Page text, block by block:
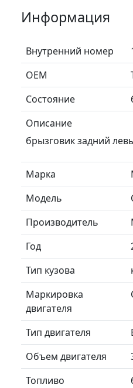
Информация
Внутренний номер
ОЕМ
Состояние
Описание
брызговик задний
Марка
Модель
Производитель
Год
Тип кузова
Маркировка
двигателя
Тип двигателя
Объем двигателя
Топливо